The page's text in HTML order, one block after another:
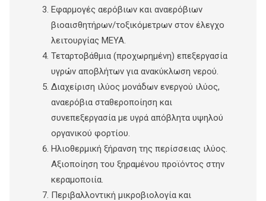
Εφαρμογές αερόβιων και αναερόβιων
βιοαισθητήρων/τοξικόμετρων στον έλεγχο
λειτουργίας ΜΕΥΑ.
Τεταρτοβάθμια (προχωρημένη) επεξεργασία
υγρών αποβλήτων για ανακύκλωση νερού.
Διαχείριση ιλύος μονάδων ενεργού ιλύος,
αναερόβια σταθεροποίηση και
συνεπεξεργασία με υγρά απόβλητα υψηλού
οργανικού φορτίου.
Ηλιοθερμική ξήρανση της περίσσειας ιλύος.
Αξιοποίηση του ξηραμένου προϊόντος στην
κεραμοποιία.
Περιβαλλοντική μικροβιολογία και